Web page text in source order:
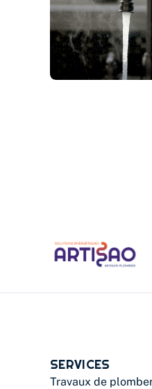
SERVICES
Travaux de